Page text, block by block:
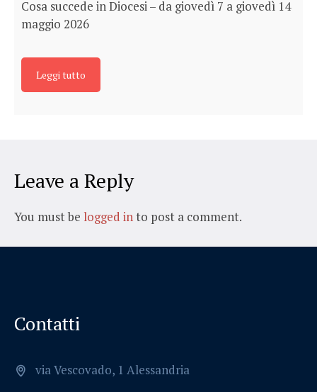
Cosa succede in Diocesi – da giovedì 7 a giovedì 14
maggio 2026
Leggi tutto
Leave a Reply
You must be logged into post a comment.
Contatti
via Vescovado, 1 Alessandria